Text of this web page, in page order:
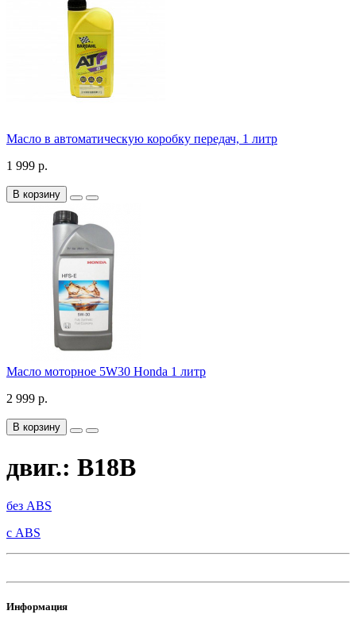
Масло в автоматическую коробку передач, 1 литр
1 999 р.
В корзину
Масло моторное 5W30 Honda 1 литр
2 999 р.
В корзину
двиг.: B18B
без ABS
с ABS
Информация